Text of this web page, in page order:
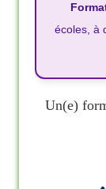
écoles, à
Un(e)